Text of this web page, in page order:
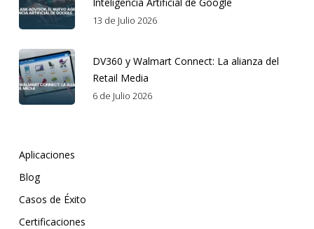
13 de Julio 2026
DV360 y Walmart Connect: La alianza del
Retail Media
6 de Julio 2026
Aplicaciones
Blog
Casos de Éxito
Certificaciones